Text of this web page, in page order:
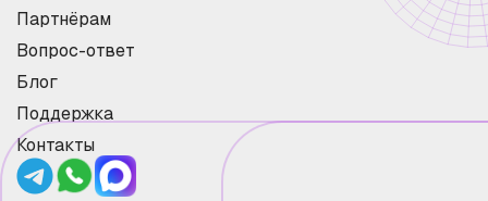
Партнёрам
Вопрос-ответ
Блог
Поддержка
Контакты